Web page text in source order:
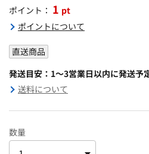
ポイント： 1 pt
ポイントについて
直送商品
発送目安：1～3営業日以内に発送予
送料について
数量